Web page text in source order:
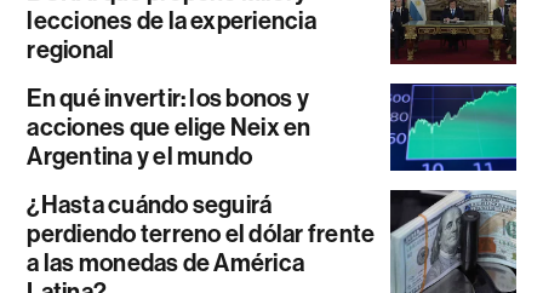
lecciones de la experiencia
regional
En qué invertir: los bonos y
acciones que elige Neix en
Argentina y el mundo
¿Hasta cuándo seguirá
perdiendo terreno el dólar frente
a las monedas de América